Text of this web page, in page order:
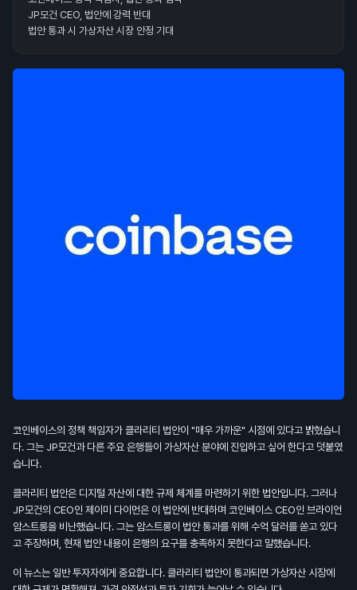
JP모건 CEO, 법안에 강력 반대
법안 통과 시 가상자산 시장 안정 기대
코인베이스의 정책 책임자가 클라리티 법안이 "매우 가까운" 시점에 있다고 밝혔습니
다. 그는 JP모건과 다른 주요 은행들이 가상자산 분야에 진입하고 싶어 한다고 덧붙였
습니다.
클라리티 법안은 디지털 자산에 대한 규제 체계를 마련하기 위한 법안입니다. 그러나
JP모건의 CEO인 제이미 다이먼은 이 법안에 반대하며 코인베이스 CEO인 브라이언
암스트롱을 비난했습니다. 그는 암스트롱이 법안 통과를 위해 수억 달러를 쏟고 있다
고 주장하며, 현재 법안 내용이 은행의 요구를 충족하지 못한다고 말했습니다.
이 뉴스는 일반 투자자에게 중요합니다. 클라리티 법안이 통과되면 가상자산 시장에